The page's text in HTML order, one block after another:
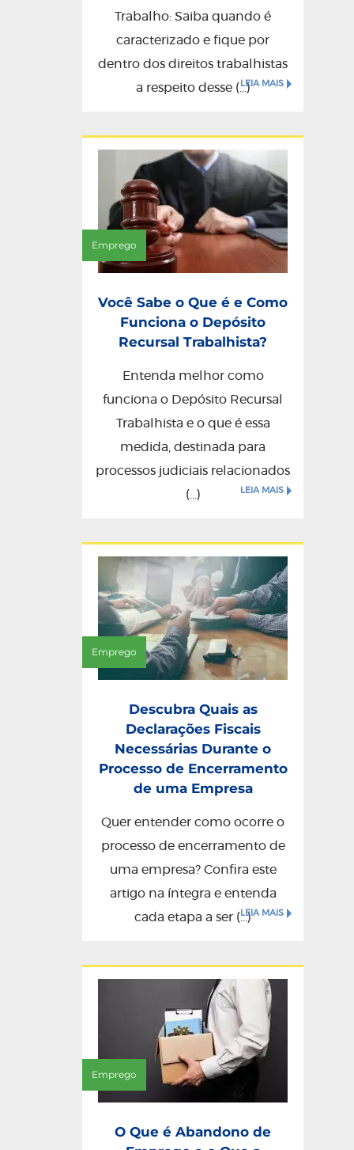
Trabalho: Saiba quando é
caracterizado e fique por
dentro dos direitos trabalhistas
a respeito desse (...)LEIA MAIS
Emprego
Você Sabe o Que é e Como
Funciona o Depósito
Recursal Trabalhista?
Entenda melhor como
funciona o Depósito Recursal
Trabalhista e o que é essa
medida, destinada para
processos judiciais relacionados
(...)
LEIA MAIS
Emprego
Descubra Quais as
Declarações Fiscais
Necessárias Durante o
Processo de Encerramento
de uma Empresa
Quer entender como ocorre o
processo de encerramento de
uma empresa? Confira este
artigo na íntegra e entenda
cada etapa a ser (...)LEIA MAIS
Emprego
O Que é Abandono de